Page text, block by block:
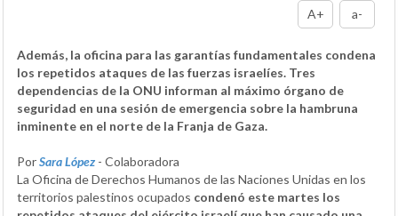
A+
a-
Además, la oficina para las garantías fundamentales condena
los repetidos ataques de las fuerzas israelíes. Tres
dependencias de la ONU informan al máximo órgano de
seguridad en una sesión de emergencia sobre la hambruna
inminente en el norte de la Franja de Gaza.
PorSara López - Colaboradora
La Oficina de Derechos Humanos de las Naciones Unidas en los
territorios palestinos ocupados condenó este martes los